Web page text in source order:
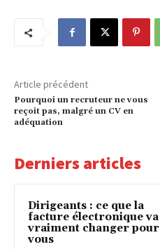
Article précédent
Pourquoi un recruteur ne vous
reçoit pas, malgré un CV en
adéquation
Derniers articles
Dirigeants : ce que la
facture électronique va
vraiment changer pour
vous